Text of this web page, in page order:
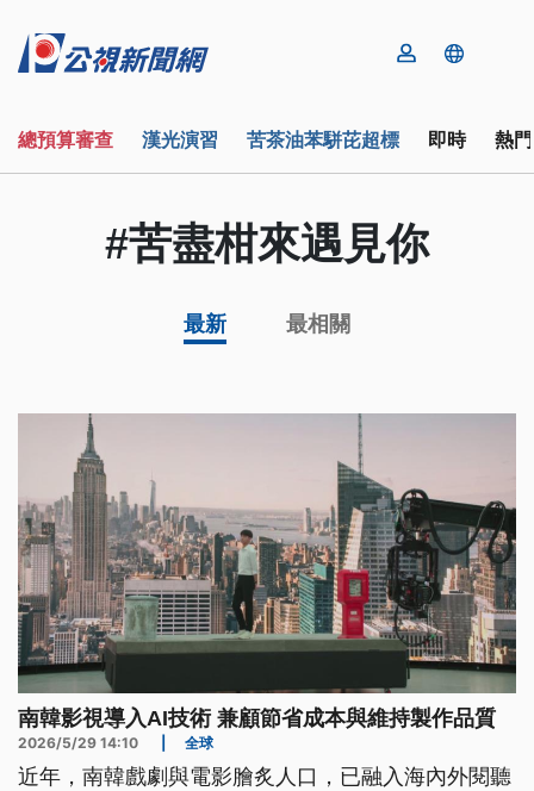
總預算審查 漢光演習 苦茶油苯駢芘超標 即時 熱
#苦盡柑來遇見你
最新 最相關
南韓影視導入AI技術 兼顧節省成本與維持製作品質
2026/5/29 14:10 全球
近年，南韓戲劇與電影膾炙人口，已融入海內外閱聽